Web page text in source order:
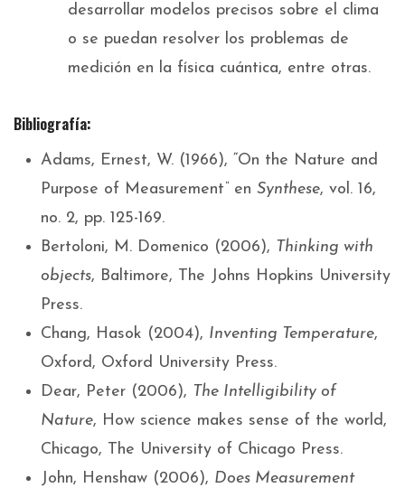
desarrollar modelos precisos sobre el clima
o se puedan resolver los problemas de
medición en la física cuántica, entre otras.
Bibliografía:
Adams, Ernest, W. (1966), “On the Nature and
Purpose of Measurement“ en Synthese, vol. 16,
no. 2, pp. 125-169.
Bertoloni, M. Domenico (2006), Thinking with
objects, Baltimore, The Johns Hopkins University
Press.
Chang, Hasok (2004), Inventing Temperature,
Oxford, Oxford University Press.
Dear, Peter (2006), The Intelligibility of
Nature, How science makes sense of the world,
Chicago, The University of Chicago Press.
John, Henshaw (2006), Does Measurement